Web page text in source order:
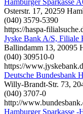
Hamburger Sparkasse
Osterstr. 17, 20259
(040) 3579-5390
https://haspa-
Jyske Bank A/S, Filiale
Ballindamm 13, 20095
(040) 309510-0
https://
Deutsche Bundesbank
Willy-Brandt-Str. 73,
(040) 3707-0
http://
Hamburger Sparkasse